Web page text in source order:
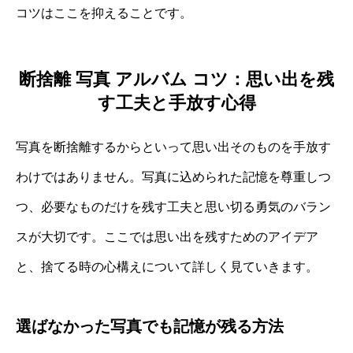
コツはここを抑えることです。
断捨離 写真 アルバム コツ：思い出を残
す工夫と手放す心得
写真を断捨離するからといって思い出そのものを手放す
わけではありません。写真に込められた記憶を尊重しつ
つ、必要なものだけを残す工夫と思い切る勇気のバラン
スが大切です。ここでは思い出を残すためのアイデア
と、捨てる時の心構えについて詳しく見ていきます。
選ばなかった写真でも記憶が残る方法